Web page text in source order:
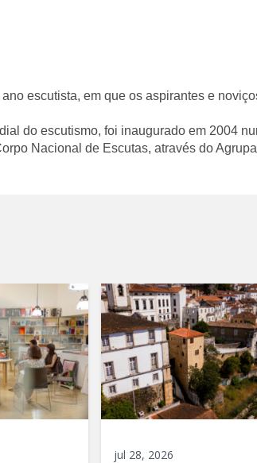
escutista, em que os aspirantes e
do escutismo, foi inaugurado em 2004
Nacional de Escutas, através do
jul 28, 2026